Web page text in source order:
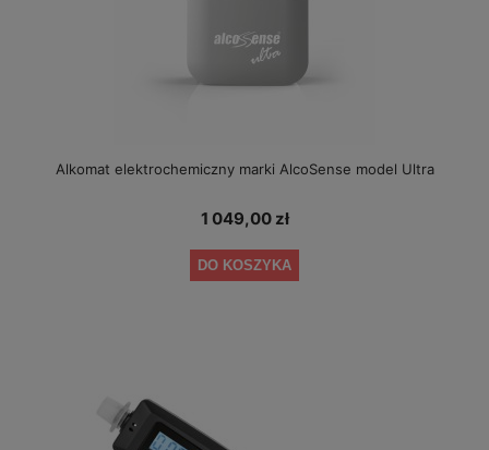
Alkomat elektrochemiczny marki AlcoSense model Ultra
1 049,00 zł
DO KOSZYKA